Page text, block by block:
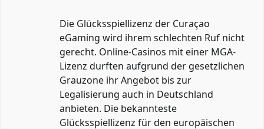
Die Glücksspiellizenz der Curaçao
eGaming wird ihrem schlechten Ruf nicht
gerecht. Online-Casinos mit einer MGA-
Lizenz durften aufgrund der gesetzlichen
Grauzone ihr Angebot bis zur
Legalisierung auch in Deutschland
anbieten. Die bekannteste
Glücksspiellizenz für den europäischen